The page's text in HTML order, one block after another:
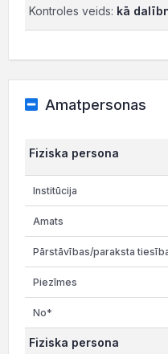
Kontroles veids: kā
Amatpersonas
Fiziska persona
Fiziska persona